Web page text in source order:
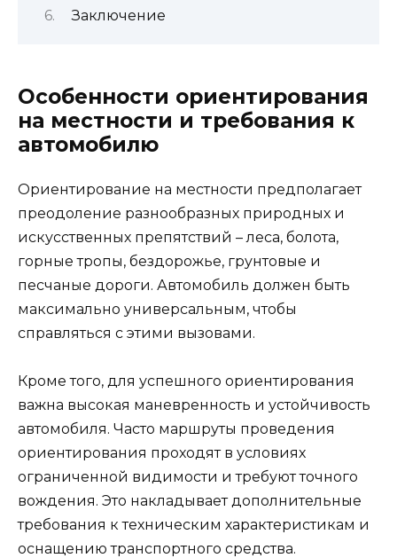
Заключение
Особенности ориентирования
на местности и требования к
автомобилю
Ориентирование на местности предполагает
преодоление разнообразных природных и
искусственных препятствий – леса, болота,
горные тропы, бездорожье, грунтовые и
песчаные дороги. Автомобиль должен быть
максимально универсальным, чтобы
справляться с этими вызовами.
Кроме того, для успешного ориентирования
важна высокая маневренность и устойчивость
автомобиля. Часто маршруты проведения
ориентирования проходят в условиях
ограниченной видимости и требуют точного
вождения. Это накладывает дополнительные
требования к техническим характеристикам и
оснащению транспортного средства.